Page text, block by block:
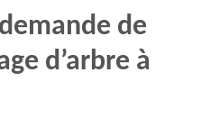
de
d’arbre à